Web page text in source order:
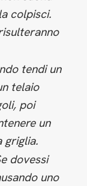
colpisci.
tendi un
telaio
poi
un
griglia.
dovessi
uno